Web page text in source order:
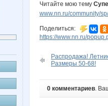
Читайте мою тему
www.nn.ru/community/
Поделиться:
https://www.nn.ru/
Распродажа!
Размеры 50-68!
0 комментариев.